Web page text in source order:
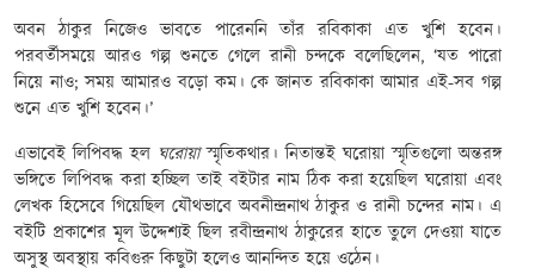
অবন ঠাকুর নিজেওভাবতেপারেননি তাঁর রবিকাকা এত খুশি হবেন।
পরবর্তীসময়ে আরও গল্প শুনতে গেলে রানী চন্দকে বলেছিলেন, ‘যত পারো
নিয়ে নাও;সময় আমারও বড়ো কম। কে জানত রবিকাকা আমার এই-সব গল্প
শুনে এত খুশি হবেন।’
এভাবেইলিপিবদ্ধ হল ঘরোয়াস্মৃতিকথার।নিতান্তই ঘরোয়া স্মৃতিগুলো অন্তরঙ্গ
ভঙ্গিতেলিপিবদ্ধ করা হচ্ছিল তাই বইটার নাম ঠিক করা হয়েছিল ঘরোয়া এবং
লেখক হিসেবে গিয়েছিল যৌথভাবে অবনীন্দ্রনাথ ঠাকুর ও রানী চন্দের নাম। এ
বইটি প্রকাশের মূল উদ্দেশ্যই ছিল রবীন্দ্রনাথ ঠাকুরের হাতে তুলে দেওয়া যাতে
অসুস্থ অবস্থায় কবিগুরু কিছুটা হলেও আনন্দিত হয়ে ওঠেন।